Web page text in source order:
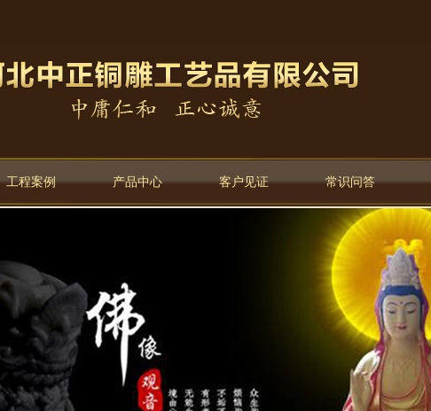
工程案例 产品中心 客户见证 常识问答